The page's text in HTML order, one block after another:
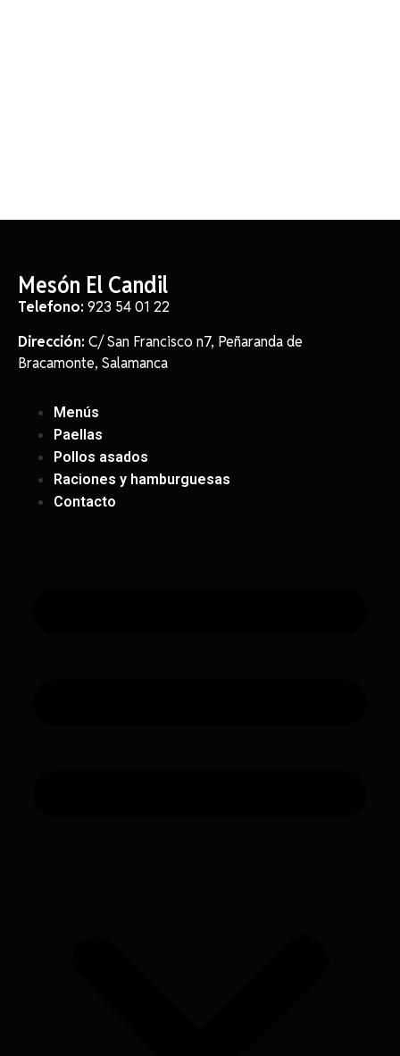
Mesón El Candil
Telefono: 923 54 01 22
Dirección: C/ San Francisco n7, Peñaranda de
Bracamonte, Salamanca
Menús
Paellas
Pollos asados
Raciones y hamburguesas
Contacto